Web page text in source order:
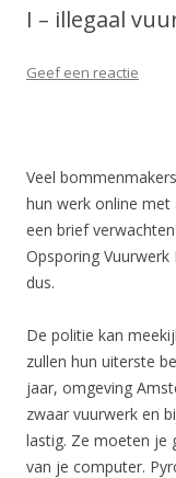
I – illegaal
Geef een reactie
Veel
hun werk online met
een brief
Opsporing
dus.
De politie kan
zullen hun uiterste
jaar, omgeving
zwaar vuurwerk en
lastig. Ze moeten je
van je computer.